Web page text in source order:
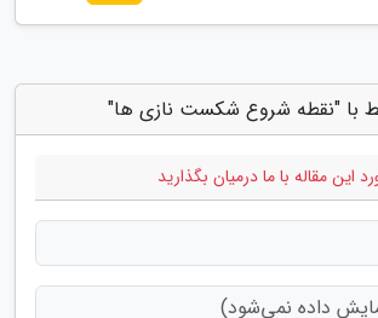
با "نقطه شروع شکست نازی ها"
این مقاله با ما درمیان بگذارید